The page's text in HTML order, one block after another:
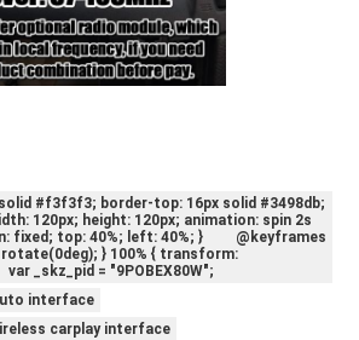
#f3f3f3; border-top: 16px solid #3498db;
120px; height: 120px; animation: spin 2s
fixed; top: 40%; left: 40%; } @keyframes
} 100% { transform:
_skz_pid = "9POBEX80W";
interface
carplay interface